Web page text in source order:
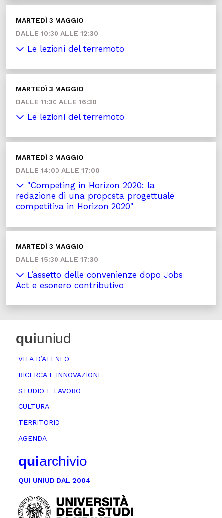
MARTEDÌ 3 MAGGIO
DALLE 10:30 ALLE 12:30
Le lezioni del terremoto
MARTEDÌ 3 MAGGIO
DALLE 11:30 ALLE 16:30
Le lezioni del terremoto
MARTEDÌ 3 MAGGIO
DALLE 14:00 ALLE 17:00
"Competing in Horizon 2020: la
redazione di una proposta progettuale
competitiva in Horizon 2020"
MARTEDÌ 3 MAGGIO
DALLE 15:30 ALLE 17:30
L’assetto delle convenienze dopo Jobs
Act e esonero contributivo
quiuniud
VITA D’ATENEO
RICERCA E INNOVAZIONE
STUDIO E LAVORO
CULTURA
TERRITORIO
AGENDA
quiarchivio
QUI UNIUD DAL 2004